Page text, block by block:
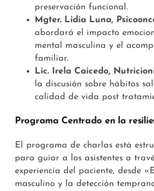
preservación funcional.
Mgter. Lidia Luna,
abordará el impacto
mental masculina y el
familiar.
Lic. Irela Caicedo,
la discusión sobre hábitos
calidad de vida post
Programa Centrado en la
El programa de charlas está
para guiar a los asistentes a
experiencia del paciente, desde
masculino y la detección